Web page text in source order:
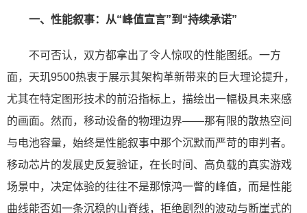
一、性能叙事：从“峰值宣言”到“持续承诺”
不可否认，双方都拿出了令人惊叹的性能图纸。一方
面，天玑9500热衷于展示其架构革新带来的巨大理论提升，
尤其在特定图形技术的前沿指标上，描绘出一幅极具未来感
的画面。然而，移动设备的物理边界——那有限的散热空间
与电池容量，始终是性能叙事中那个沉默而严苛的审判者。
移动芯片的发展史反复验证，在长时间、高负载的真实游戏
场景中，决定体验的往往不是那惊鸿一瞥的峰值，而是性能
曲线能否如一条沉稳的山脊线，拒绝剧烈的波动与断崖式的